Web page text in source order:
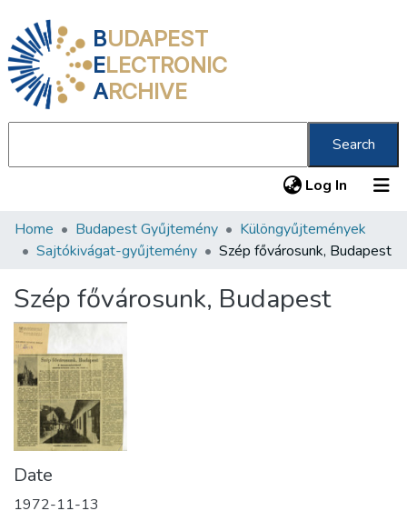
BUDAPEST
ELECTRONIC
ARCHIVE
Search
Log In (current)
Communities & Collections
Statistics
About us
Home Budapest Gyűjtemény
Különgyűjtemények
Sajtókivágat-gyűjtemény
Szép fővárosunk, Budapest
Szép fővárosunk, Budapest
Date
1972-11-13